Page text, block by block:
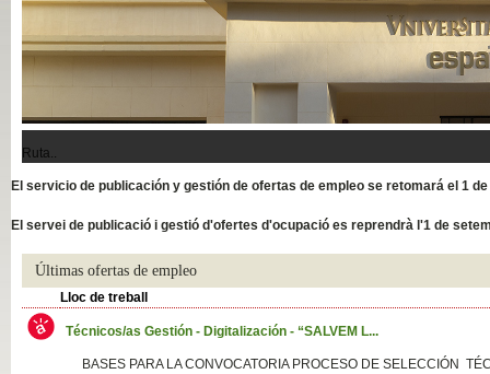
Ruta..
El servicio de publicación y gestión de ofertas de empleo se retomará el 1
El servei de publicació i gestió d'ofertes d'ocupació es reprendrà l'1 de
Últimas ofertas de empleo
Lloc de treball
Técnicos/as Gestión - Digitalización - “SALVEM L...
BASES PARA LA CONVOCATORIA PROCESO DE SELECCIÓN